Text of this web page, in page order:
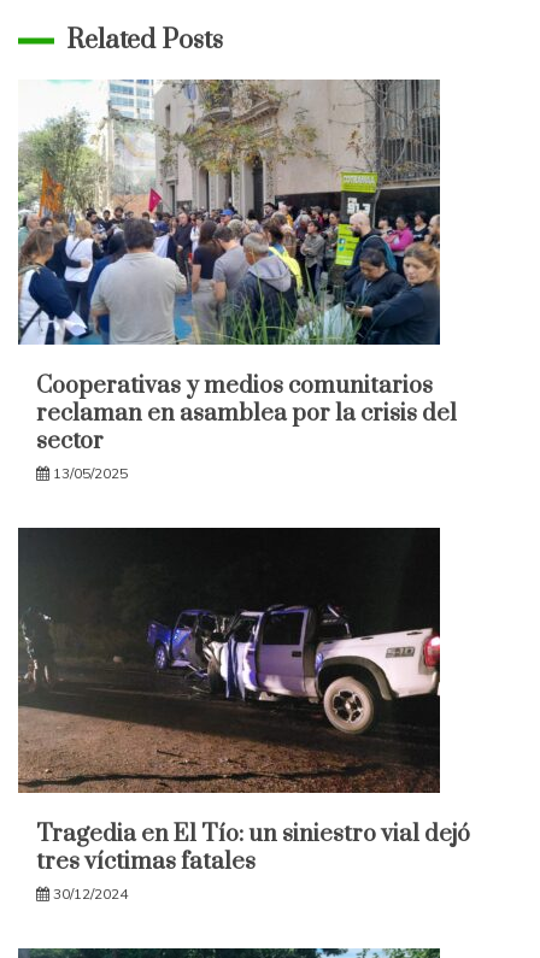
Related Posts
Cooperativas y medios comunitarios
reclaman en asamblea por la crisis del
sector
13/05/2025
Tragedia en El Tío: un siniestro vial dejó
tres víctimas fatales
30/12/2024